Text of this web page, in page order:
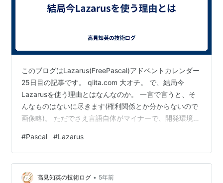
このブログはLazarus(FreePascal)アドベントカレンダー
25日目の記事です。 qiita.com 大オチ。 で、結局今
Lazarusを使う理由とはなんなのか。 一言で言うと、そ
んなものはないに尽きます(権利関係とか分からないので
画像略)。 ただでさえ言語自体がマイナーで、開発環境も
ような環境。基本的に半分以上過去のDelphiの思い出で
使うくらいのことしかないのかな と思います。 とくにプ
ログラミングにおいて「検索ができない」というのは結
構致命的。 もちろん自分が複数言語を使えれば他の言語
#Pascal #Lazarus
高見知英の技術ログ • 5年前